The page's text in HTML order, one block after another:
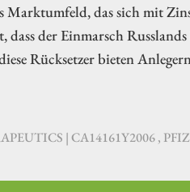
Marktumfeld, das sich mit
der Einmarsch
Rücksetzer bieten
| CA14161Y2006 ,